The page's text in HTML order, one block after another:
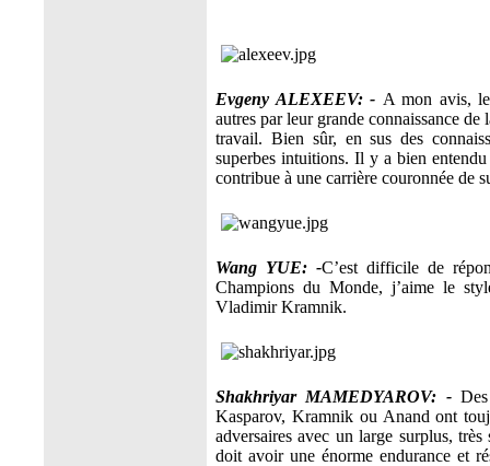
Evgeny ALEXEEV: - A mon avis,
autres par leur grande connaissance
travail. Bien sûr, en sus des
superbes intuitions. Il y a bien
contribue à une carrière couronnée de
Wang YUE: -C’est difficile de
Champions du Monde, j’aime le
Vladimir Kramnik.
Shakhriyar MAMEDYAROV: -Des
Kasparov, Kramnik ou Anand ont
adversaires avec un large surplus,
doit avoir une énorme endurance et